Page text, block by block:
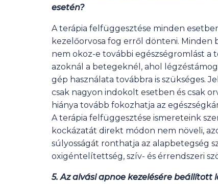
esetén?
A terápia felfüggesztése minden
kezelőorvosa fog erről dönteni.
nem okoz-e további egészségromlást a
azoknál a betegeknél, ahol
gép használata továbbra is szükséges.
csak nagyon indokolt esetben és csak
hiánya tovább fokozhatja az
A terápia felfüggesztése ismereteink
kockázatát direkt módon nem növeli,
súlyosságát ronthatja az alapbetegség
oxigéntelítettség, szív- és érrendszeri
5. Az alvási apnoe kezelésére